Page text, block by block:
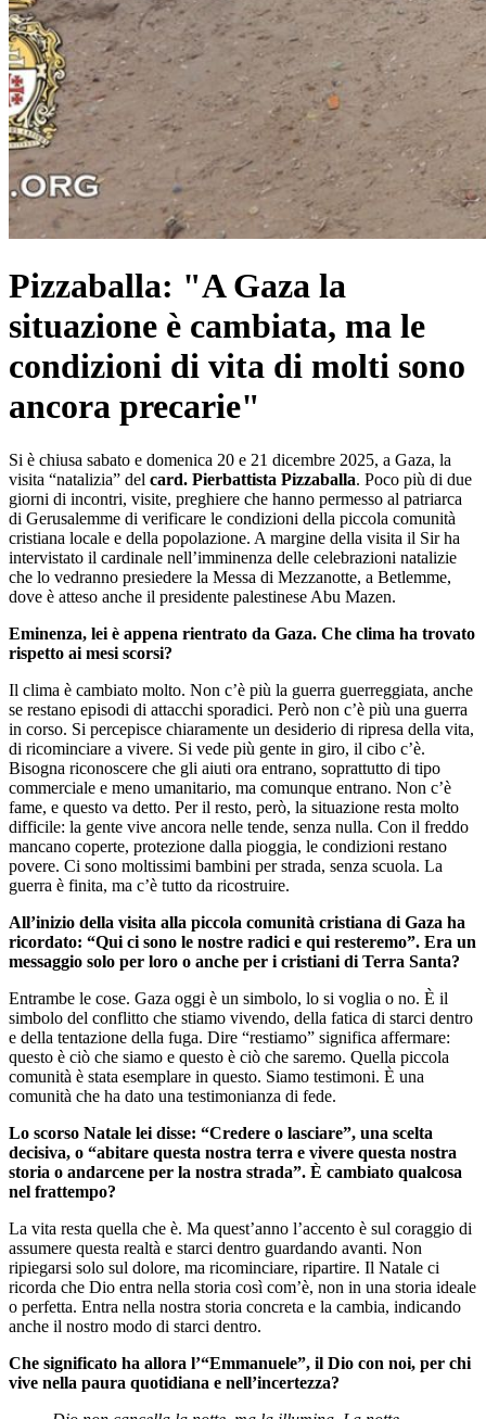
Pizzaballa: "A Gaza la
situazione è cambiata, ma le
condizioni di vita di molti sono
ancora precarie"
Si è chiusa sabato e domenica 20 e 21 dicembre 2025, a Gaza, la
visita “natalizia” del card. Pierbattista Pizzaballa. Poco più di due
giorni di incontri, visite, preghiere che hanno permesso al patriarca
di Gerusalemme di verificare le condizioni della piccola comunità
cristiana locale e della popolazione. A margine della visita il Sir ha
intervistato il cardinale nell’imminenza delle celebrazioni natalizie
che lo vedranno presiedere la Messa di Mezzanotte, a Betlemme,
dove è atteso anche il presidente palestinese Abu Mazen.
Eminenza, lei è appena rientrato da Gaza. Che clima ha trovato
rispetto ai mesi scorsi?
Il clima è cambiato molto. Non c’è più la guerra guerreggiata, anche
se restano episodi di attacchi sporadici. Però non c’è più una guerra
in corso. Si percepisce chiaramente un desiderio di ripresa della vita,
di ricominciare a vivere. Si vede più gente in giro, il cibo c’è.
Bisogna riconoscere che gli aiuti ora entrano, soprattutto di tipo
commerciale e meno umanitario, ma comunque entrano. Non c’è
fame, e questo va detto. Per il resto, però, la situazione resta molto
difficile: la gente vive ancora nelle tende, senza nulla. Con il freddo
mancano coperte, protezione dalla pioggia, le condizioni restano
povere. Ci sono moltissimi bambini per strada, senza scuola. La
guerra è finita, ma c’è tutto da ricostruire.
All’inizio della visita alla piccola comunità cristiana di Gaza ha
ricordato: “Qui ci sono le nostre radici e qui resteremo”. Era un
messaggio solo per loro o anche per i cristiani di Terra Santa?
Entrambe le cose. Gaza oggi è un simbolo, lo si voglia o no. È il
simbolo del conflitto che stiamo vivendo, della fatica di starci dentro
e della tentazione della fuga. Dire “restiamo” significa affermare:
questo è ciò che siamo e questo è ciò che saremo. Quella piccola
comunità è stata esemplare in questo. Siamo testimoni. È una
comunità che ha dato una testimonianza di fede.
Lo scorso Natale lei disse: “Credere o lasciare”, una scelta
decisiva, o “abitare questa nostra terra e vivere questa nostra
storia o andarcene per la nostra strada”. È cambiato qualcosa
nel frattempo?
La vita resta quella che è. Ma quest’anno l’accento è sul coraggio di
assumere questa realtà e starci dentro guardando avanti. Non
ripiegarsi solo sul dolore, ma ricominciare, ripartire. Il Natale ci
ricorda che Dio entra nella storia così com’è, non in una storia ideale
o perfetta. Entra nella nostra storia concreta e la cambia, indicando
anche il nostro modo di starci dentro.
Che significato ha allora l’“Emmanuele”, il Dio con noi, per chi
vive nella paura quotidiana e nell’incertezza?